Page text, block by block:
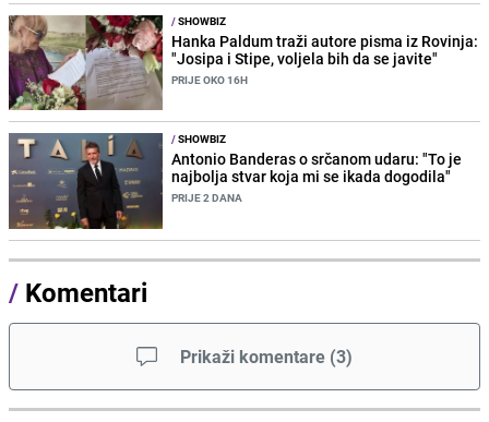
/SHOWBIZ
Hanka Paldum traži autore pisma iz Rovinja:
"Josipa i Stipe, voljela bih da se javite"
PRIJE OKO 16H
/SHOWBIZ
Antonio Banderas o srčanom udaru: "To je
najbolja stvar koja mi se ikada dogodila"
PRIJE 2 DANA
/ Komentari
Prikaži komentare (3)